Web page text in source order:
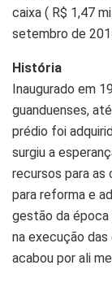
caixa ( R$ 1,47
setembro de
História
Inaugurado em
guanduenses,
prédio foi
surgiu a
recursos para as
para reforma e
gestão da época
na execução
acabou por ali